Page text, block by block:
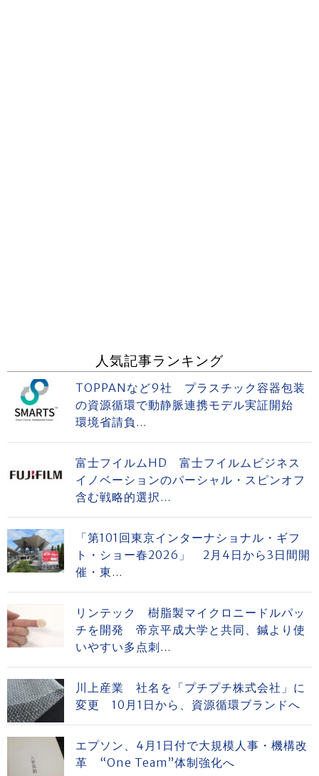
人気記事ランキング
TOPPANなど9社 プラスチック容器包装
の資源循環で動静脈連携モデル実証開始
環境省請負...
富士フイルムHD 富士フイルムビジネス
イノベーションのパーシャル・スピンオフ
含む戦略的選択...
「第101回東京インターナショナル・ギフ
ト・ショー春2026」 2月4日から3日間開
催・東...
リンテック 樹脂製マイクロニードルパッ
チを開発 帝京平成大学と共同、鍼より使
いやすい多点刺...
川上産業 社名を「プチプチ株式会社」に
変更 10月1日から、資源循環ブランドへ
エプソン、4月1日付で大規模人事・機構改
革 “One Team”体制強化へ